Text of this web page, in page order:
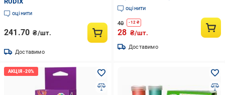
оцінити
241.70 ₴/шт.
Доставимо
флешмобів 50 г Рожевий
оцінити
40 -12₴
28 ₴/шт.
Доставимо